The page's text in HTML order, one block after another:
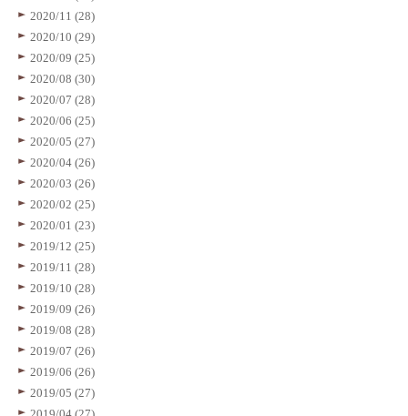
2020/11 (28)
2020/10 (29)
2020/09 (25)
2020/08 (30)
2020/07 (28)
2020/06 (25)
2020/05 (27)
2020/04 (26)
2020/03 (26)
2020/02 (25)
2020/01 (23)
2019/12 (25)
2019/11 (28)
2019/10 (28)
2019/09 (26)
2019/08 (28)
2019/07 (26)
2019/06 (26)
2019/05 (27)